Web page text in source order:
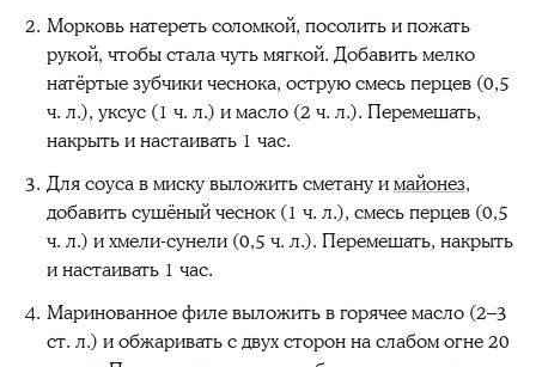
Морковь натереть соломкой, посолить и пожать
рукой, чтобы стала чуть мягкой. Добавить мелко
натёртые зубчики чеснока, острую смесь перцев (0,5
ч. л.), уксус (1 ч. л.) и масло (2 ч. л.). Перемешать,
накрыть и настаивать 1 час.
Для соуса в миску выложить сметану имайонез,
добавить сушёный чеснок (1 ч. л.), смесь перцев (0,5
ч. л.) и хмели-сунели (0,5 ч. л.). Перемешать, накрыть
и настаивать 1 час.
Маринованное филе выложить в горячее масло (2–3
ст. л.) и обжаривать с двух сторон на слабом огне 20